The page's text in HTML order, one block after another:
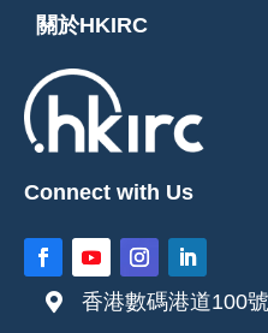
關於HKIRC
Connect with Us
 香港數碼港道100